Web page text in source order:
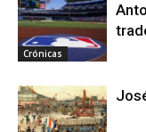
Crónicas